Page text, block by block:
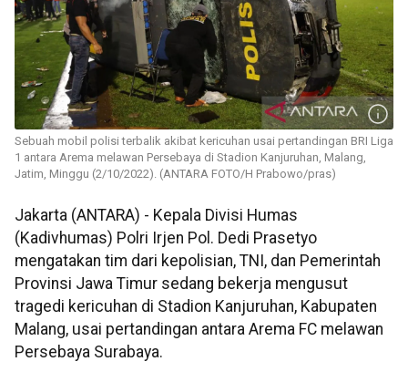
Sebuah mobil polisi terbalik akibat kericuhan usai pertandingan BRI Liga
1 antara Arema melawan Persebaya di Stadion Kanjuruhan, Malang,
Jatim, Minggu (2/10/2022). (ANTARA FOTO/H Prabowo/pras)
Jakarta (ANTARA) - Kepala Divisi Humas
(Kadivhumas) Polri Irjen Pol. Dedi Prasetyo
mengatakan tim dari kepolisian, TNI, dan Pemerintah
Provinsi Jawa Timur sedang bekerja mengusut
tragedi kericuhan di Stadion Kanjuruhan, Kabupaten
Malang, usai pertandingan antara Arema FC melawan
Persebaya Surabaya.